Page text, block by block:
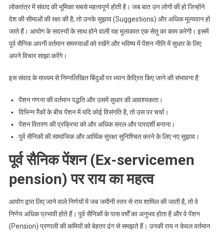
लोकतंत्र में संवाद की भूमिका सबसे महत्वपूर्ण होती है। जब बात उन लोगों की हो जिन्होंने
देश की सीमाओं की रक्षा की है, तो उनके सुझाव (Suggestions) और अधिक मूल्यवान हो
जाते हैं। आयोग के सदस्यों के साथ होने वाली यह मुलाकात एक सेतु का काम करेगी। इसमें
पूर्व सैनिक अपनी वर्तमान समस्याओं को रखेंगे और भविष्य में पेंशन नीति में सुधार के लिए
अपने विचार साझा करेंगे।
इस संवाद के माध्यम से निम्नलिखित बिंदुओं पर ध्यान केंद्रित किए जाने की संभावना है:
पेंशन गणना की वर्तमान पद्धति और उसमें सुधार की आवश्यकता।
विभिन्न रैंकों के बीच पेंशन में यदि कोई विसंगति है, तो उस पर चर्चा।
पेंशन वितरण की प्रक्रिया को और अधिक सरल और पारदर्शी बनाना।
पूर्व सैनिकों की सामाजिक और आर्थिक सुरक्षा सुनिश्चित करने के लिए नए सुझाव।
पूर्व सैनिक पेंशन (Ex-servicemen
pension) पर राय का महत्व
आयोग द्वारा लिए जाने वाले निर्णयों में जब जमीनी स्तर से राय शामिल की जाती है, तो वे
निर्णय अधिक प्रभावी होते हैं। पूर्व सैनिकों के पास वर्षों का अनुभव होता है और वे पेंशन
(Pension) प्रणाली की कमियों को बेहतर ढंग से समझते हैं। उनकी राय न केवल वर्तमान